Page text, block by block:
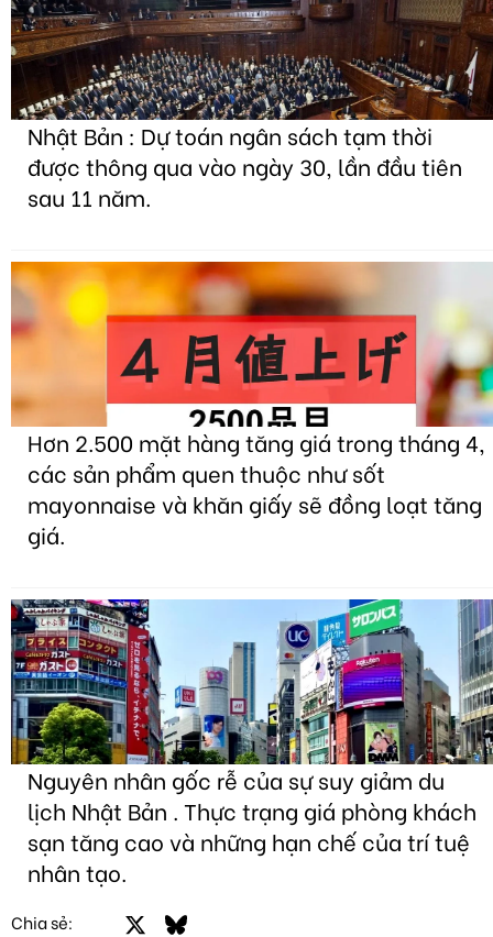
Nhật Bản : Dự toán ngân sách tạm thời
được thông qua vào ngày 30, lần đầu tiên
sau 11 năm.
Hơn 2.500 mặt hàng tăng giá trong tháng 4,
các sản phẩm quen thuộc như sốt
mayonnaise và khăn giấy sẽ đồng loạt tăng
giá.
Nguyên nhân gốc rễ của sự suy giảm du
lịch Nhật Bản . Thực trạng giá phòng khách
sạn tăng cao và những hạn chế của trí tuệ
nhân tạo.
Chia sẻ: FacebookBluesky